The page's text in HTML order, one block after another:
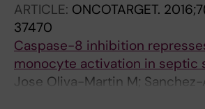
ARTICLE: ONCOTARGET.
37470
Caspase-8 inhibition
monocyte activation in septic
Jose Oliva-Martin M; Sanchez-
Rodhe J; Carrillo-Jimenez A;